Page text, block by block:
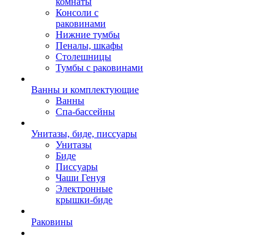
Консоли с
раковинами
Нижние тумбы
Пеналы, шкафы
Столешницы
Тумбы с раковинами
Ванны и комплектующие
Ванны
Спа-бассейны
Унитазы, биде, писсуары
Унитазы
Биде
Писсуары
Чаши Генуя
Электронные
крышки-биде
Раковины